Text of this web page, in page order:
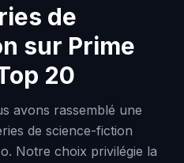
de
sur Prime
20
avons rassemblé une
de science-fiction
Notre choix privilégie la